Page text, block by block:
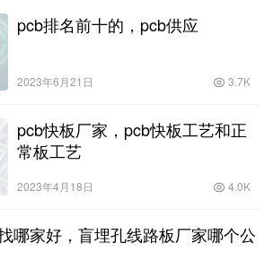
pcb排名前十的，pcb供应
2023年6月21日 3.7K
pcb快板厂家，pcb快板工艺和正
常板工艺
2023年4月18日 4.0K
哪家好，盲埋孔线路板厂家哪个公